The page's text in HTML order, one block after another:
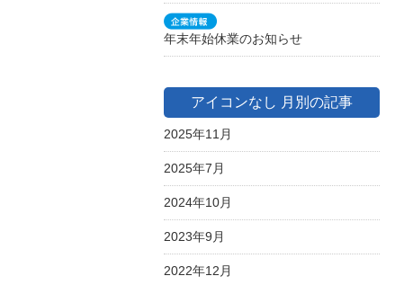
年末年始休業のお知らせ
アイコンなし 月別の記事
2025年11月
2025年7月
2024年10月
2023年9月
2022年12月